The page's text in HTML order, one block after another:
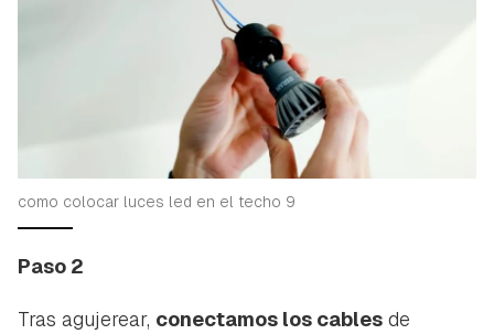
como colocar luces led en el techo 9
Paso 2
Tras agujerear, conectamos los cables de